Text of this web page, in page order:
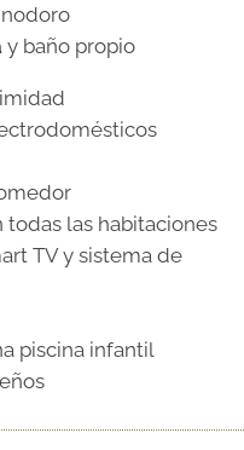
y baño propio
todas las habitaciones
TV y sistema de
piscina infantil